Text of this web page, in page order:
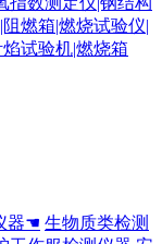
器☚ 生物质类检测